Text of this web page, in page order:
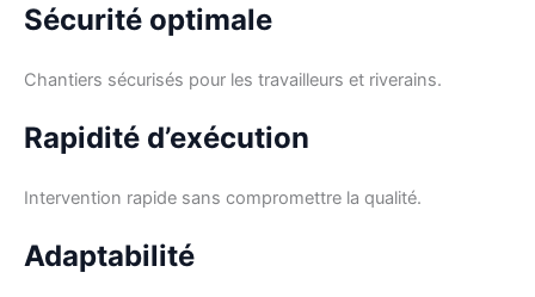
Sécurité optimale
Chantiers sécurisés pour les travailleurs et riverains.
Rapidité d’exécution
Intervention rapide sans compromettre la qualité.
Adaptabilité